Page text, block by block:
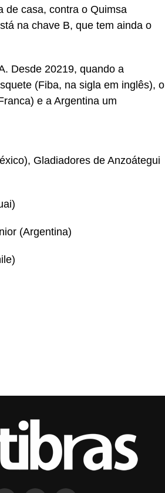
de casa, contra o Quimsa
na chave B, que tem ainda o
Desde 20219, quando a
(Fiba, na sigla em inglês), o
e a Argentina um
Gladiadores de Anzoátegui
(Argentina)